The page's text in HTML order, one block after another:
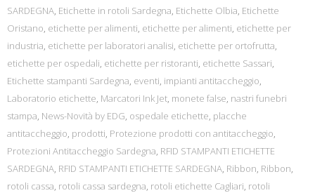
SARDEGNA, Etichette in rotoli Sardegna, Etichette Olbia, Etichette
Oristano, etichette per alimenti, etichette per alimenti, etichette per
industria, etichette per laboratori analisi, etichette per ortofrutta,
etichette per ospedali, etichette per ristoranti, etichette Sassari,
Etichette stampanti Sardegna, eventi, impianti antitaccheggio,
Laboratorio etichette, Marcatori Ink Jet, monete false, nastri funebri
stampa, News-Novità by EDG, ospedale etichette, placche
antitaccheggio, prodotti, Protezione prodotti con antitaccheggio,
Protezioni Antitaccheggio Sardegna, RFID STAMPANTI ETICHETTE
SARDEGNA, RFID STAMPANTI ETICHETTE SARDEGNA, Ribbon, Ribbon,
rotoli cassa, rotoli cassa sardegna, rotoli etichette Cagliari, rotoli